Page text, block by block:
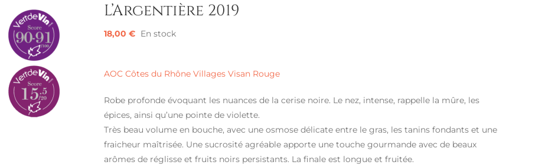
L’Argentière 2019
18,00 € En stock
AOC Côtes du Rhône Villages Visan Rouge
Robe profonde évoquant les nuances de la cerise noire. Le nez, intense, rappelle la mûre, les
épices, ainsi qu’une pointe de violette.
Très beau volume en bouche, avec une osmose délicate entre le gras, les tanins fondants et une
fraicheur maîtrisée. Une sucrosité agréable apporte une touche gourmande avec de beaux
arômes de réglisse et fruits noirs persistants. La finale est longue et fruitée.